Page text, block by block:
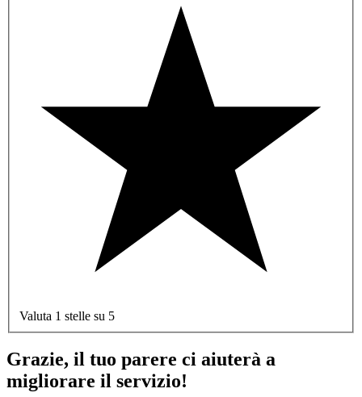
Valuta 1 stelle su 5
Grazie, il tuo parere ci aiuterà a
migliorare il servizio!